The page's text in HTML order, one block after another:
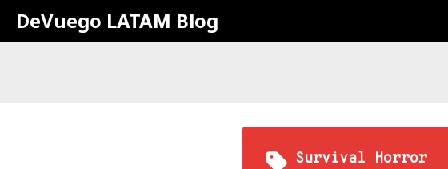
DeVuego LATAM Blog
Survival Horror